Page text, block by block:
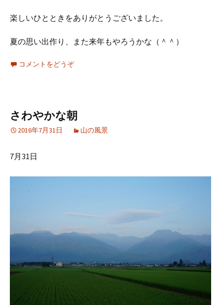
楽しいひとときをありがとうございました。
夏の思い出作り、また来年もやろうかな（＾＾）
コメントをどうぞ
さわやかな朝
2016年7月31日 山の風景
7月31日